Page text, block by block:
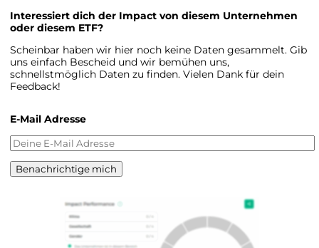
Interessiert dich der Impact von diesem Unternehmen
oder diesem ETF?
Scheinbar haben wir hier noch keine Daten gesammelt. Gib
uns einfach Bescheid und wir bemühen uns,
schnellstmöglich Daten zu finden. Vielen Dank für dein
Feedback!
E-Mail Adresse
Benachrichtige mich